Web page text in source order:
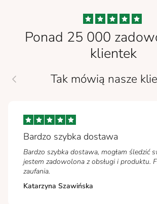
Ponad 25 000
klientek
Tak mówią nasze
Bardzo szybka dostawa
Bardzo szybka dostawa, mogłam śledzić
jestem zadowolona z obsługi i produktu.
zaufania.
Katarzyna Szawińska